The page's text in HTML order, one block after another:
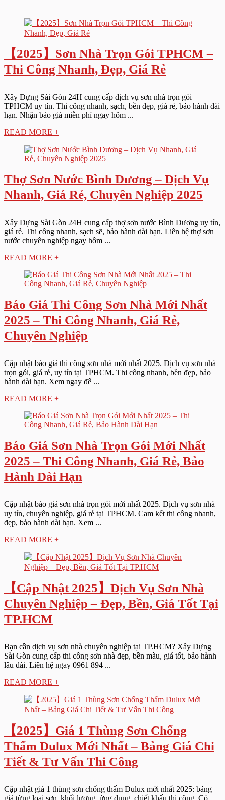
【2025】Sơn Nhà Trọn Gói TPHCM –
Thi Công Nhanh, Đẹp, Giá Rẻ
Xây Dựng Sài Gòn 24H cung cấp dịch vụ sơn nhà trọn gói
TPHCM uy tín. Thi công nhanh, sạch, bền đẹp, giá rẻ, bảo hành dài
hạn. Nhận báo giá miễn phí ngay hôm ...
READ MORE +
Thợ Sơn Nước Bình Dương – Dịch Vụ
Nhanh, Giá Rẻ, Chuyên Nghiệp 2025
Xây Dựng Sài Gòn 24H cung cấp thợ sơn nước Bình Dương uy tín,
giá rẻ. Thi công nhanh, sạch sẽ, bảo hành dài hạn. Liên hệ thợ sơn
nước chuyên nghiệp ngay hôm ...
READ MORE +
Báo Giá Thi Công Sơn Nhà Mới Nhất
2025 – Thi Công Nhanh, Giá Rẻ,
Chuyên Nghiệp
Cập nhật báo giá thi công sơn nhà mới nhất 2025. Dịch vụ sơn nhà
trọn gói, giá rẻ, uy tín tại TPHCM. Thi công nhanh, bền đẹp, bảo
hành dài hạn. Xem ngay để ...
READ MORE +
Báo Giá Sơn Nhà Trọn Gói Mới Nhất
2025 – Thi Công Nhanh, Giá Rẻ, Bảo
Hành Dài Hạn
Cập nhật báo giá sơn nhà trọn gói mới nhất 2025. Dịch vụ sơn nhà
uy tín, chuyên nghiệp, giá rẻ tại TPHCM. Cam kết thi công nhanh,
đẹp, bảo hành dài hạn. Xem ...
READ MORE +
【Cập Nhật 2025】Dịch Vụ Sơn Nhà
Chuyên Nghiệp – Đẹp, Bền, Giá Tốt Tại
TP.HCM
Bạn cần dịch vụ sơn nhà chuyên nghiệp tại TP.HCM? Xây Dựng
Sài Gòn cung cấp thi công sơn nhà đẹp, bền màu, giá tốt, bảo hành
lâu dài. Liên hệ ngay 0961 894 ...
READ MORE +
【2025】Giá 1 Thùng Sơn Chống
Thấm Dulux Mới Nhất – Bảng Giá Chi
Tiết & Tư Vấn Thi Công
Cập nhật giá 1 thùng sơn chống thấm Dulux mới nhất 2025: bảng
giá từng loại sơn, khối lượng, ứng dụng, chiết khấu thi công. Có